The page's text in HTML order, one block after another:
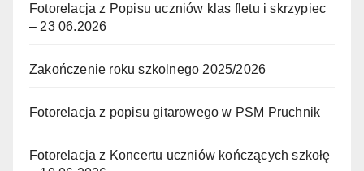
Fotorelacja z Popisu uczniów klas fletu i skrzypiec
– 23 06.2026
Zakończenie roku szkolnego 2025/2026
Fotorelacja z popisu gitarowego w PSM Pruchnik
Fotorelacja z Koncertu uczniów kończących szkołę